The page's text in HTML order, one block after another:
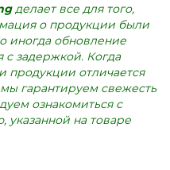
делает все для того,
о продукции были
иногда обновление
с задержкой. Когда
продукции отличается
гарантируем свежесть
ознакомиться с
на товаре